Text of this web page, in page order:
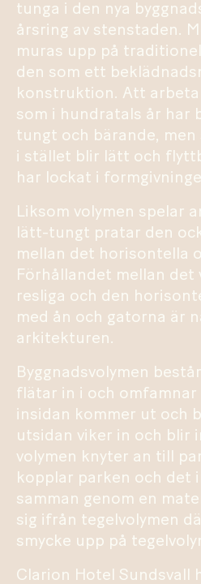
tunga i den nya
årsring av stenstaden.
muras upp på
den som ett
konstruktion. Att arbeta
som i hundratals år har
tungt och bärande,
i stället blir lätt och
har lockat i
Liksom volymen spelar
lätt-tungt pratar den
mellan det horisontella
Förhållandet mellan det
resliga och den
med ån och gatorna är
arkitekturen.
Byggnadsvolymen
flätar in i och omfamnar
insidan kommer ut och
utsidan viker in och blir
volymen knyter an till
kopplar parken och det
samman genom en
sig ifrån tegelvolymen
smycke upp på
Clarion Hotel Sundsvall